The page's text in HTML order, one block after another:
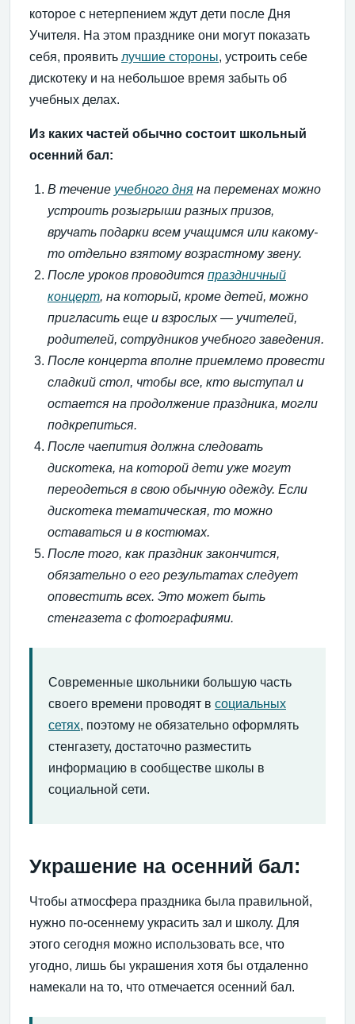
которое с нетерпением ждут дети после Дня
Учителя. На этом празднике они могут показать
себя, проявить лучшие стороны, устроить себе
дискотеку и на небольшое время забыть об
учебных делах.
Из каких частей обычно состоит школьный
осенний бал:
В течение учебного дня на переменах можно
устроить розыгрыши разных призов,
вручать подарки всем учащимся или какому-
то отдельно взятому возрастному звену.
После уроков проводится праздничный
концерт, на который, кроме детей, можно
пригласить еще и взрослых — учителей,
родителей, сотрудников учебного заведения.
После концерта вполне приемлемо провести
сладкий стол, чтобы все, кто выступал и
остается на продолжение праздника, могли
подкрепиться.
После чаепития должна следовать
дискотека, на которой дети уже могут
переодеться в свою обычную одежду. Если
дискотека тематическая, то можно
оставаться и в костюмах.
После того, как праздник закончится,
обязательно о его результатах следует
оповестить всех. Это может быть
стенгазета с фотографиями.
Современные школьники большую часть
своего времени проводят в социальных
сетях, поэтому не обязательно оформлять
стенгазету, достаточно разместить
информацию в сообществе школы в
социальной сети.
Украшение на осенний бал:
Чтобы атмосфера праздника была правильной,
нужно по-осеннему украсить зал и школу. Для
этого сегодня можно использовать все, что
угодно, лишь бы украшения хотя бы отдаленно
намекали на то, что отмечается осенний бал.